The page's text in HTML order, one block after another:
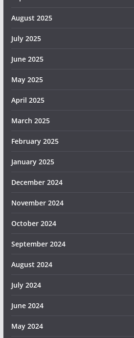
August 2025
July 2025
June 2025
May 2025
April 2025
March 2025
February 2025
January 2025
December 2024
November 2024
October 2024
September 2024
August 2024
July 2024
June 2024
May 2024